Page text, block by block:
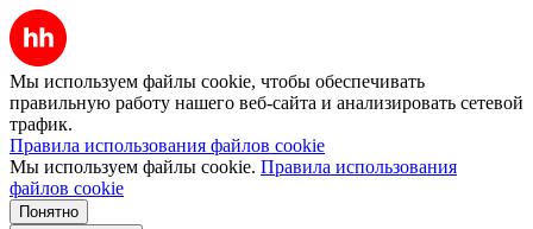
Мы используем файлы cookie, чтобы обеспечивать
правильную работу нашего веб-сайта и анализировать сетевой
трафик.
Правила использования файлов cookie
Мы используем файлы cookie. Правила использования
файлов cookie
Понятно